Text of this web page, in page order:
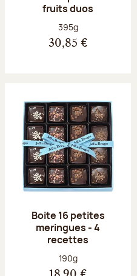
fruits duos
Poids net :
395g
30,85 €
Boite 16 petites
meringues - 4
recettes
Poids net :
190g